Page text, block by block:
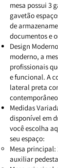
mesa possui 3
gavetão
de
documentos e
Design
moderno, a
profissionais
e funcional. A
lateral preta
Medidas
disponível em
você escolha
seu espaço:
Mesa principal:
auxiliar